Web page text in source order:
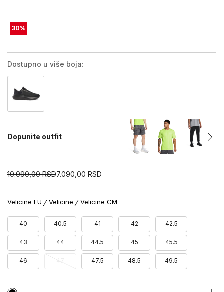
30%
Dostupno u više boja:
Dopunite outfit
10.090,00 RSD7.090,00 RSD
Velicine EU Velicine Velicine CM
40 40.5 41 42 42.5
43 44 44.5 45 45.5
46 47.5 48.5 49.5